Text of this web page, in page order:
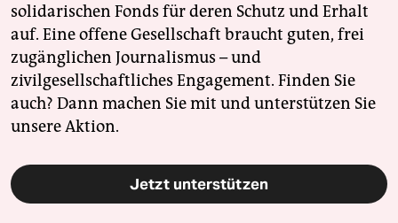
solidarischen Fonds für deren Schutz und Erhalt
auf. Eine offene Gesellschaft braucht guten, frei
zugänglichen Journalismus – und
zivilgesellschaftliches Engagement. Finden Sie
auch? Dann machen Sie mit und unterstützen Sie
unsere Aktion.
Jetzt unterstützen